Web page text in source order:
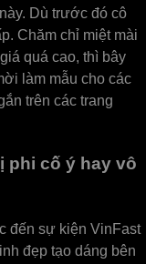
Dù trước đó cô
Chăm chỉ miệt mài
quá cao, thì bây
làm mẫu cho các
trên các trang
phi cố ý hay vô
đến sự kiện VinFast
đẹp tạo dáng bên